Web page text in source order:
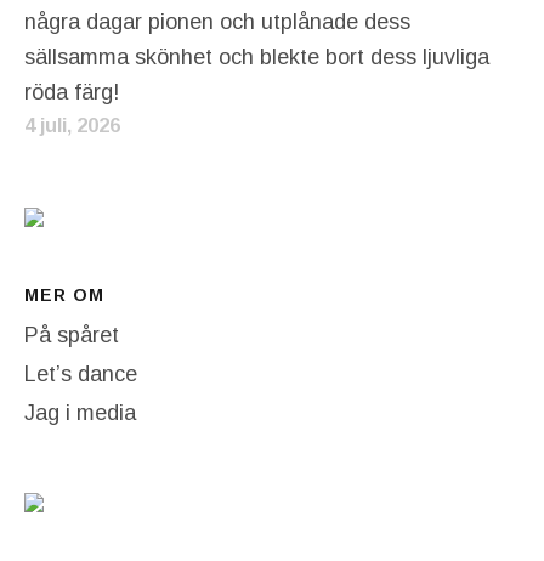
några dagar pionen och utplånade dess
sällsamma skönhet och blekte bort dess ljuvliga
röda färg!
4 juli, 2026
MER OM
På spåret
Let’s dance
Jag i media